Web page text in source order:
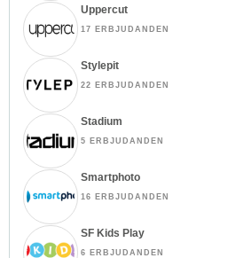
Uppercut
17 ERBJUDANDEN
Stylepit
22 ERBJUDANDEN
Stadium
5 ERBJUDANDEN
Smartphoto
16 ERBJUDANDEN
SF Kids Play
6 ERBJUDANDEN